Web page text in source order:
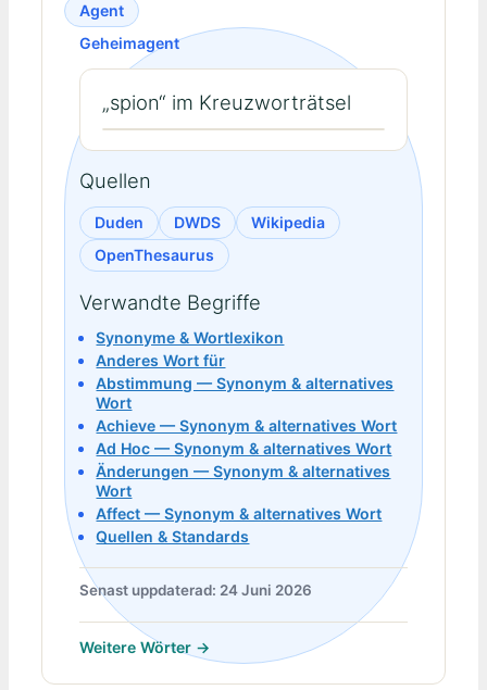
Agent
Geheimagent
„spion“ im Kreuzworträtsel
Quellen
Duden DWDS
Wikipedia
OpenThesaurus
Verwandte Begriffe
Synonyme & Wortlexikon
Anderes Wort für
Abstimmung — Synonym & alternatives
Wort
Achieve — Synonym & alternatives Wort
Ad Hoc — Synonym & alternatives Wort
Änderungen — Synonym & alternatives
Wort
Affect — Synonym & alternatives Wort
Quellen & Standards
Senast uppdaterad: 24 Juni 2026
Weitere Wörter →